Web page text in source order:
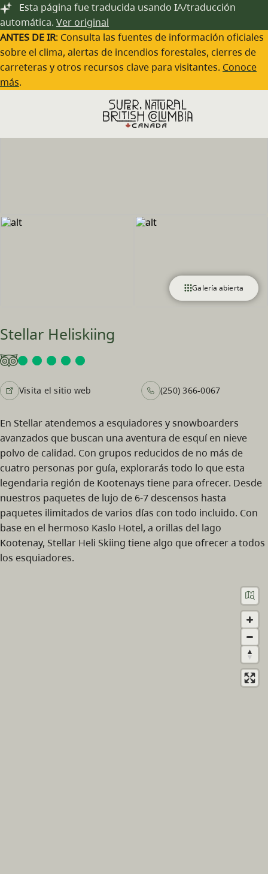
Saltar al contenido principal
Esta página fue traducida usando IA/traducción
automática. Ver original
ANTES DE IR: Consulta las fuentes de información oficiales
sobre el clima, alertas de incendios forestales, cierres de
carreteras y otros recursos clave para visitantes. Conoce
más.
Galería abierta
Stellar Heliskiing
Visita el sitio web (250) 366-0067
En Stellar atendemos a esquiadores y snowboarders
avanzados que buscan una aventura de esquí en nieve
polvo de calidad. Con grupos reducidos de no más de
cuatro personas por guía, explorarás todo lo que esta
legendaria región de Kootenays tiene para ofrecer. Desde
nuestros paquetes de lujo de 6-7 descensos hasta
paquetes ilimitados de varios días con todo incluido. Con
base en el hermoso Kaslo Hotel, a orillas del lago
Kootenay, Stellar Heli Skiing tiene algo que ofrecer a todos
los esquiadores.